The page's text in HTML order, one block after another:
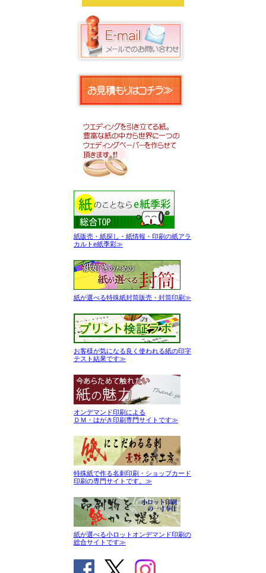
紙販売・紙探し・紙情報・印刷の紙アラ
カルトe紙季彩≫
紙が選べる特殊紙封筒販売・封筒印刷≫
お客様が気になる良く使われる紙の印字
テスト結果です≫
オンデマンド印刷による
ＤＭ・はがき印刷専門サイトです≫
特殊紙で作る名刺印刷・ショップカード
印刷の専門サイトです。≫
紙が選べる小ロットオンデマンド印刷の
総合サイトです≫